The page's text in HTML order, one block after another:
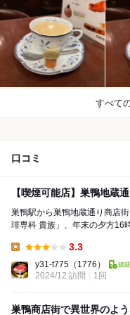
すべて
口コミ
【喫煙可能店】巣鴨地蔵
巣鴨駅から巣鴨地蔵通り商店
琲専科 貴族」、年末の夕方16
3.3
y31-t775 （1776）
2024/12 訪問
1回
巣鴨商店街で異世界のよ